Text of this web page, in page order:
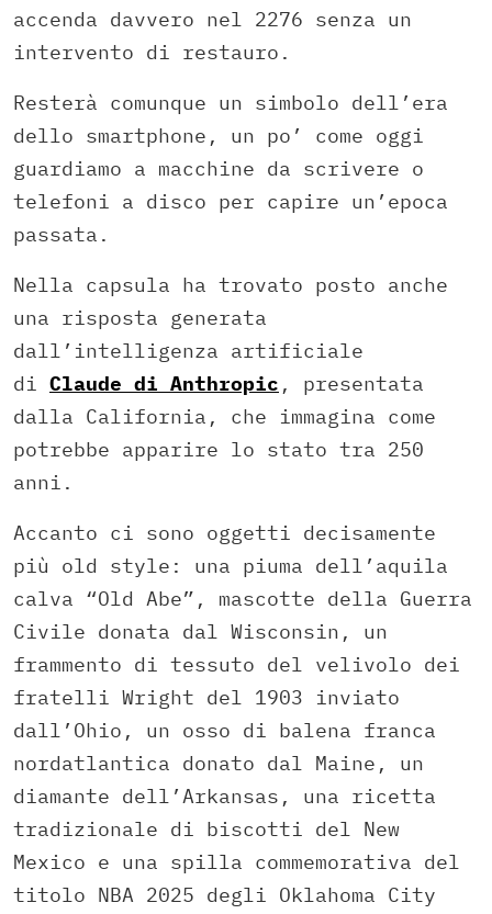
accenda davvero nel 2276 senza un
intervento di restauro.
Resterà comunque un simbolo dell’era
dello smartphone, un po’ come oggi
guardiamo a macchine da scrivere o
telefoni a disco per capire un’epoca
passata.
Nella capsula ha trovato posto anche
una risposta generata
dall’intelligenza artificiale
di Claude di Anthropic , presentata
dalla California, che immagina come
potrebbe apparire lo stato tra 250
anni.
Accanto ci sono oggetti decisamente
più old style: una piuma dell’aquila
calva “Old Abe”, mascotte della Guerra
Civile donata dal Wisconsin, un
frammento di tessuto del velivolo dei
fratelli Wright del 1903 inviato
dall’Ohio, un osso di balena franca
nordatlantica donato dal Maine, un
diamante dell’Arkansas, una ricetta
tradizionale di biscotti del New
Mexico e una spilla commemorativa del
titolo NBA 2025 degli Oklahoma City